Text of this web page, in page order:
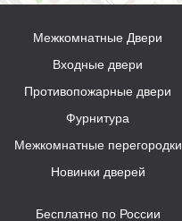
Межкомнатные Двери
Входные двери
Противопожарные двери
Фурнитура
Межкомнатные перегородки
Новинки дверей
Бесплатно по России